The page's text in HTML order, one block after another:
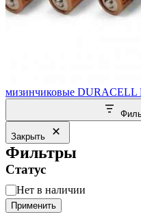
мизинчиковые
Закрыть
Фильтры
Статус
Статус
Нет в наличии
Применить